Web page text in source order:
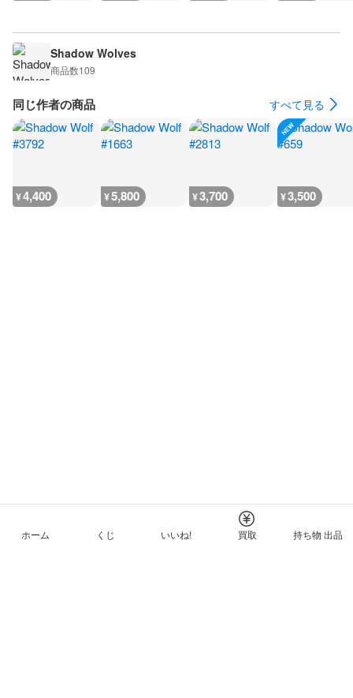
Shadow Wolves
商品数109
同じ作者の商品 すべて見る
¥4,400 ¥5,800 ¥3,700 ¥3,500
ホーム くじ いいね! 買取 持ち物 出品